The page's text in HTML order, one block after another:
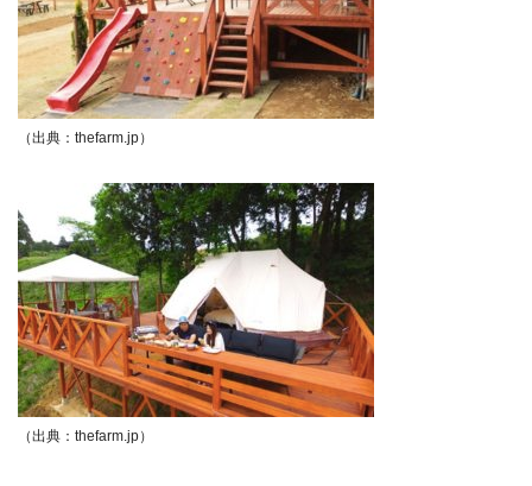
（出典：thefarm.jp）
（出典：thefarm.jp）